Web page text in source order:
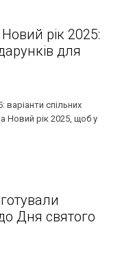
рік 2025:
для
спільних
Новий рік 2025, щоб у
Дня святого